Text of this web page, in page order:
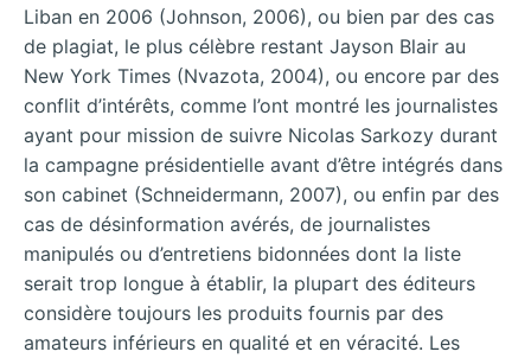
Liban en 2006 (Johnson, 2006), ou bien par des cas
de plagiat, le plus célèbre restant Jayson Blair au
New York Times (Nvazota, 2004), ou encore par des
conflit d’intérêts, comme l’ont montré les journalistes
ayant pour mission de suivre Nicolas Sarkozy durant
la campagne présidentielle avant d’être intégrés dans
son cabinet (Schneidermann, 2007), ou enfin par des
cas de désinformation avérés, de journalistes
manipulés ou d’entretiens bidonnées dont la liste
serait trop longue à établir, la plupart des éditeurs
considère toujours les produits fournis par des
amateurs inférieurs en qualité et en véracité. Les